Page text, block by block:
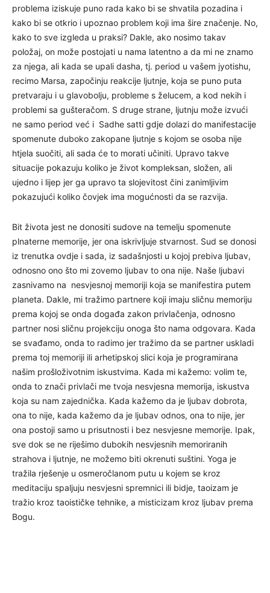
problema iziskuje puno rada kako bi se shvatila pozadina i
kako bi se otkrio i upoznao problem koji ima šire značenje. No,
kako to sve izgleda u praksi? Dakle, ako nosimo takav
položaj, on može postojati u nama latentno a da mi ne znamo
za njega, ali kada se upali dasha, tj. period u vašem jyotishu,
recimo Marsa, započinju reakcije ljutnje, koja se puno puta
pretvaraju i u glavobolju, probleme s želucem, a kod nekih i
problemi sa gušteračom. S druge strane, ljutnju može izvući
ne samo period već i Sadhe satti gdje dolazi do manifestacije
spomenute duboko zakopane ljutnje s kojom se osoba nije
htjela suočiti, ali sada će to morati učiniti. Upravo takve
situacije pokazuju koliko je život kompleksan, složen, ali
ujedno i lijep jer ga upravo ta slojevitost čini zanimljivim
pokazujući koliko čovjek ima mogućnosti da se razvija.
Bit života jest ne donositi sudove na temelju spomenute
plnaterne memorije, jer ona iskrivljuje stvarnost. Sud se donosi
iz trenutka ovdje i sada, iz sadašnjosti u kojoj prebiva ljubav,
odnosno ono što mi zovemo ljubav to ona nije. Naše ljubavi
zasnivamo na nesvjesnoj memoriji koja se manifestira putem
planeta. Dakle, mi tražimo partnere koji imaju sličnu memoriju
prema kojoj se onda događa zakon privlačenja, odnosno
partner nosi sličnu projekciju onoga što nama odgovara. Kada
se svađamo, onda to radimo jer tražimo da se partner uskladi
prema toj memoriji ili arhetipskoj slici koja je programirana
našim prošloživotnim iskustvima. Kada mi kažemo: volim te,
onda to znači privlači me tvoja nesvjesna memorija, iskustva
koja su nam zajednička. Kada kažemo da je ljubav dobrota,
ona to nije, kada kažemo da je ljubav odnos, ona to nije, jer
ona postoji samo u prisutnosti i bez nesvjesne memorije. Ipak,
sve dok se ne riješimo dubokih nesvjesnih memoriranih
strahova i ljutnje, ne možemo biti okrenuti suštini. Yoga je
tražila rješenje u osmeročlanom putu u kojem se kroz
meditaciju spaljuju nesvjesni spremnici ili bidje, taoizam je
tražio kroz taoističke tehnike, a misticizam kroz ljubav prema
Bogu.